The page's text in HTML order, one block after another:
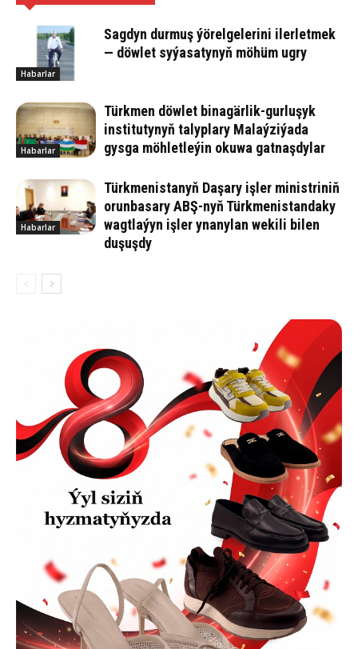
Habarlar
Sagdyn durmuş ýörelgelerini ilerletmek
— döwlet syýasatynyň möhüm ugry
Habarlar
Türkmen döwlet binagärlik-gurluşyk
institutynyň talyplary Malaýziýada
gysga möhletleýin okuwa gatnaşdylar
Habarlar
Türkmenistanyň Daşary işler ministriniň
orunbasary ABŞ-nyň Türkmenistandaky
wagtlaýyn işler ynanylan wekili bilen
duşuşdy